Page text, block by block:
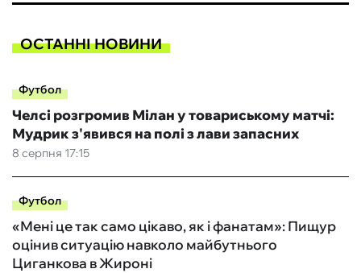
ОСТАННІ НОВИНИ
Футбол
8 серпня 17:15
Челсі розгромив Мілан у товариському матчі:
Мудрик з'явився на полі з лави запасних
Футбол
«Мені це так само цікаво, як і фанатам»: Пищур
оцінив ситуацію навколо майбутнього
Циганкова в Жироні